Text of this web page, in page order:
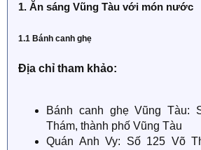
1. Ăn sáng Vũng Tàu với món nước
1.1 Bánh canh ghẹ
Địa chỉ tham khảo:
Bánh canh ghẹ Vũng Tàu:
Thám, thành phố Vũng Tàu
Quán Anh Vy: Số 125 Võ